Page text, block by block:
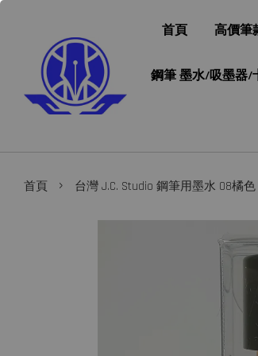
首頁 高價筆
鋼筆 墨水/吸墨器/卡
首頁 › 台灣 J.C. Studio 鋼筆用墨水 08橘色